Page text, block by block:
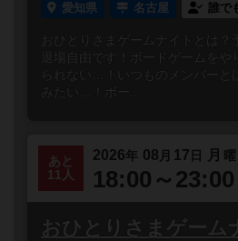
愛知県 名古屋 誰で
おひとりさまゲームナイトとは？
退場自由です！ボードゲームをや
られない…！いつものメンバーと
あと
11人
2026年 08 月 17 日 月 曜
18:00～23:00
おひとりさまゲー